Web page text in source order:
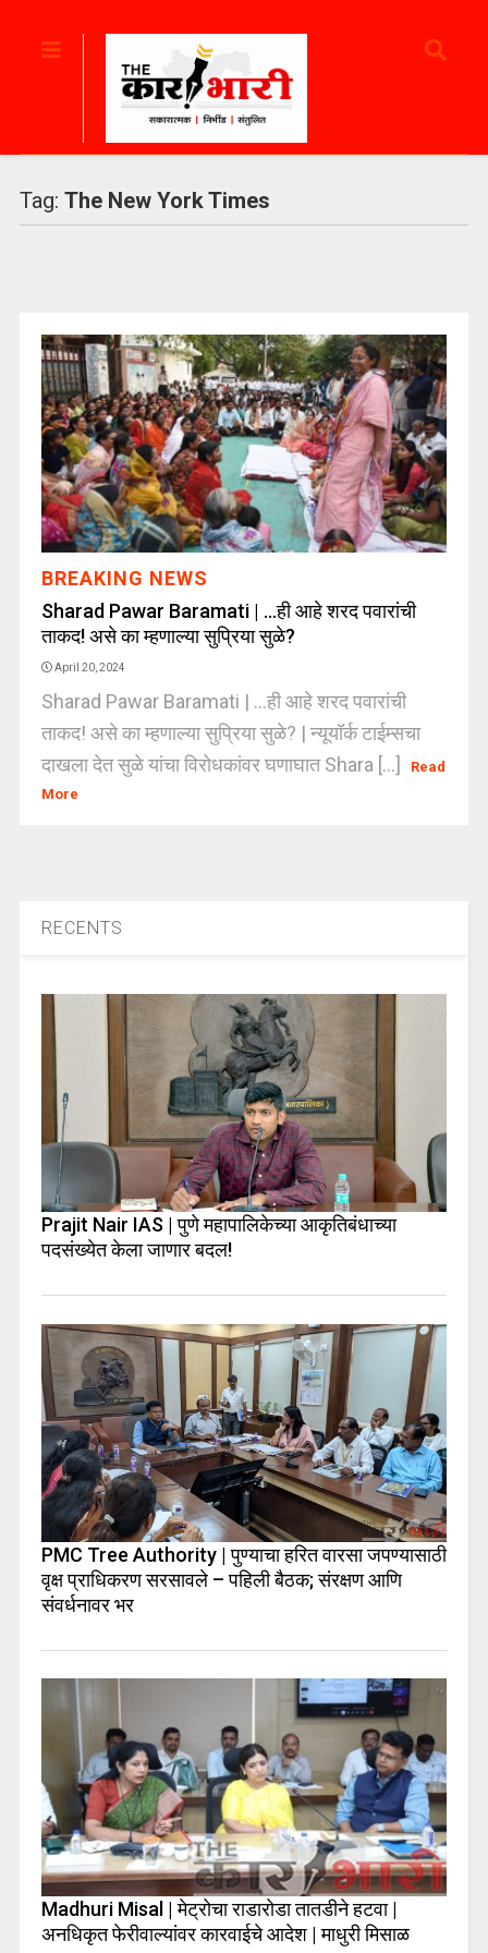
Tag: The New York Times
BREAKING NEWS
Sharad Pawar Baramati | …ही आहे शरद पवारांची
ताकद! असे का म्हणाल्या सुप्रिया सुळे?
April 20, 2024
Sharad Pawar Baramati | ...ही आहे शरद पवारांची
ताकद! असे का म्हणाल्या सुप्रिया सुळे? | न्यूयॉर्क टाईम्सचा
दाखला देत सुळे यांचा विरोधकांवर घणाघात Shara [...]
Read
More
RECENTS
Prajit Nair IAS | पुणे महापालिकेच्या आकृतिबंधाच्या
पदसंख्येत केला जाणार बदल!
PMC Tree Authority | पुण्याचा हरित वारसा जपण्यासाठी
वृक्ष प्राधिकरण सरसावले – पहिली बैठक; संरक्षण आणि
संवर्धनावर भर
Madhuri Misal | मेट्रोचा राडारोडा तातडीने हटवा |
अनधिकृत फेरीवाल्यांवर कारवाईचे आदेश | माधुरी मिसाळ